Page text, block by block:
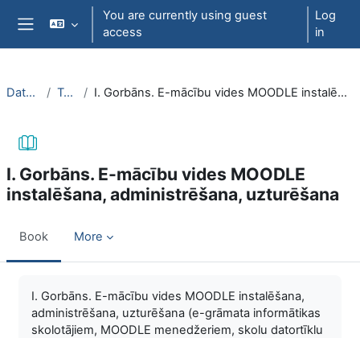
Skip to main content
You are currently using guest
access
Log
in
DatZT007 Topic 2 I. Gorbāns. E-mācību vides MOODLE instalēšana, administrēšana, uzturēšana
I. Gorbāns. E-mācību vides MOODLE
instalēšana, administrēšana, uzturēšana
Book More
I. Gorbāns. E-mācību vides MOODLE instalēšana,
administrēšana, uzturēšana (e-grāmata informātikas
skolotājiem, MOODLE menedžeriem, skolu datortīklu